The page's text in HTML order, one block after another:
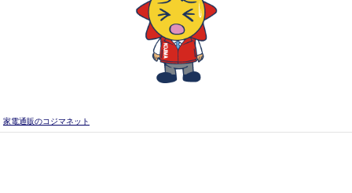
家電通販のコジマネット